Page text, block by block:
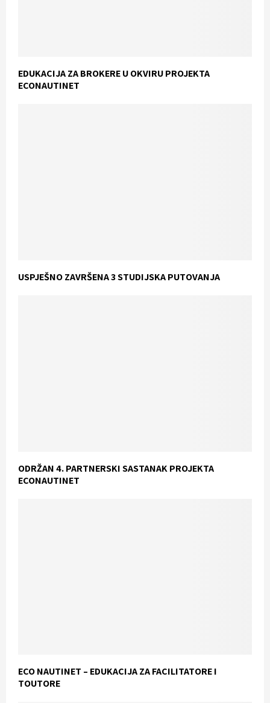
EDUKACIJA ZA BROKERE U OKVIRU PROJEKTA
ECONAUTINET
USPJEŠNO ZAVRŠENA 3 STUDIJSKA PUTOVANJA
ODRŽAN 4. PARTNERSKI SASTANAK PROJEKTA
ECONAUTINET
ECO NAUTINET – EDUKACIJA ZA FACILITATORE I
TOUTORE